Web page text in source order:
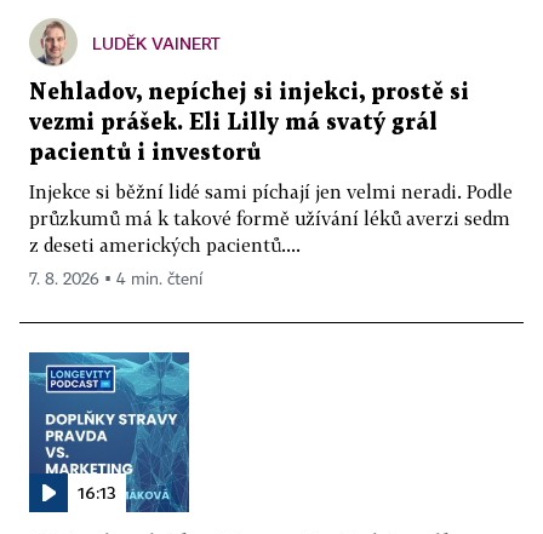
LUDĚK VAINERT
Nehladov, nepíchej si injekci, prostě si
vezmi prášek. Eli Lilly má svatý grál
pacientů i investorů
Injekce si běžní lidé sami píchají jen velmi neradi. Podle
průzkumů má k takové formě užívání léků averzi sedm
z deseti amerických pacientů....
7. 8. 2026 ▪ 4 min. čtení
16:13